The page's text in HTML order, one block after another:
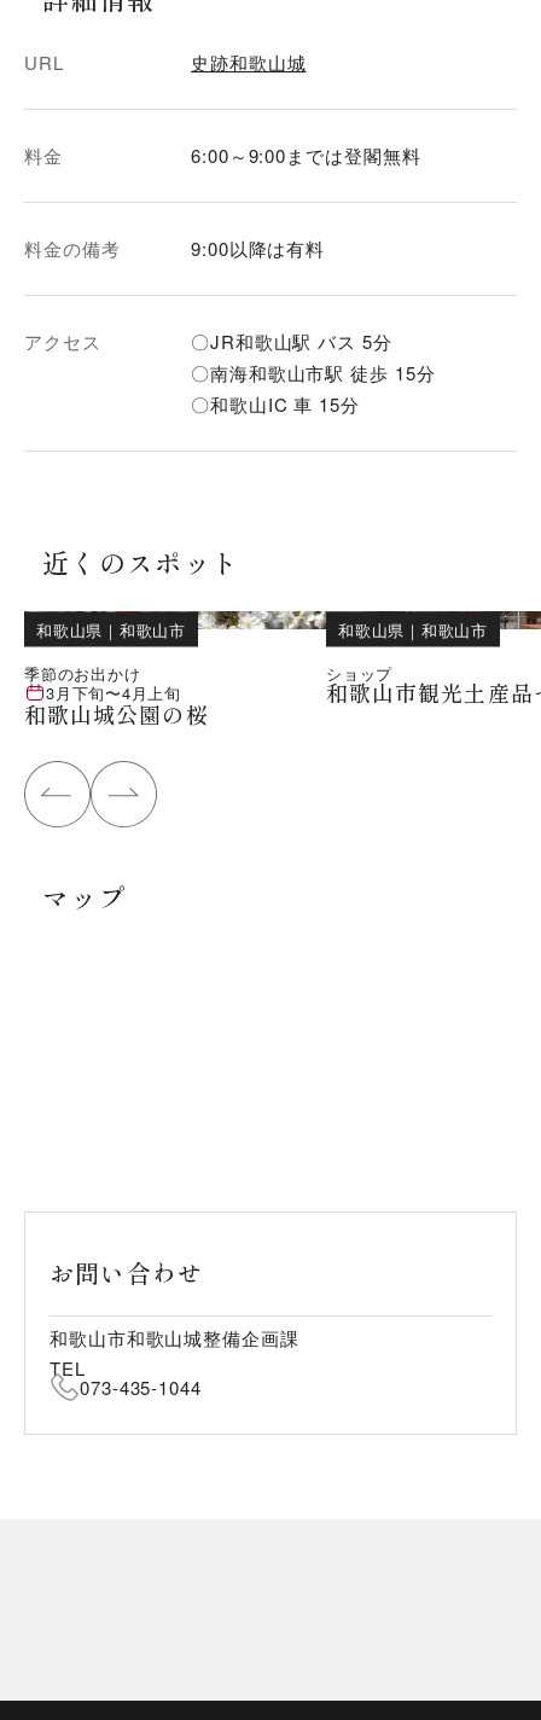
URL 史跡和歌山城
料金 6:00～9:00までは登閣無料
料金の備考 9:00以降は有料
アクセス
〇JR和歌山駅 バス 5分
〇南海和歌山市駅 徒歩 15分
〇和歌山IC 車 15分
近くのスポット
和歌山県 ｜ 和歌山市
季節のお出かけ
3月下旬〜4月上旬
和歌山城公園の桜
和歌山県 ｜ 和歌山市
ショップ
和歌山市観光土産
マップ
お問い合わせ
和歌山市和歌山城整備企画課
TEL
073-435-1044